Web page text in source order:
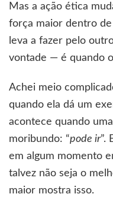
Mas a ação ética
força maior dentro de
leva a fazer pelo
vontade — é quando
Achei meio
quando ela dá um
acontece quando
moribundo: “pode ir”.
em algum momento
talvez não seja o
maior mostra isso.